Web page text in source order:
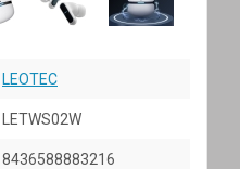
LEOTEC
LETWS02W
8436588883216